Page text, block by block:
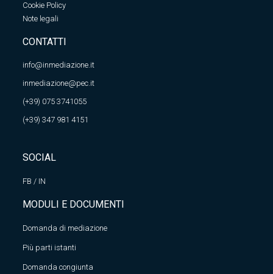
Cookie Policy
Note legali
CONTATTI
info@inmediazione.it
inmediazione@pec.it
(+39) 075 3741055
(+39) 347 981 4151
SOCIAL
FB / IN
MODULI E DOCUMENTI
Domanda di mediazione
Più parti istanti
Domanda congiunta